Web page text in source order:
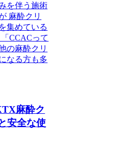
を伴う施術
麻酔クリ
集めている
CCACって
の麻酔クリ
なる方も多
麻酔ク
安全な使